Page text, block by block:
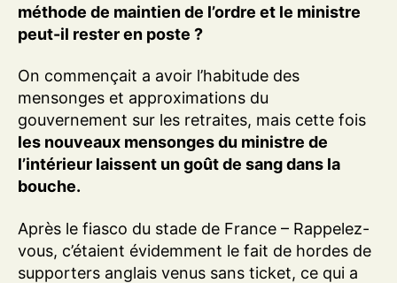
méthode de maintien de l’ordre et le ministre
peut-il rester en poste ?
On commençait a avoir l’habitude des
mensonges et approximations du
gouvernement sur les retraites, mais cette fois
les nouveaux mensonges du ministre de
l’intérieur laissent un goût de sang dans la
bouche.
Après le fiasco du stade de France – Rappelez-
vous, c’étaient évidemment le fait de hordes de
supporters anglais venus sans ticket, ce qui a